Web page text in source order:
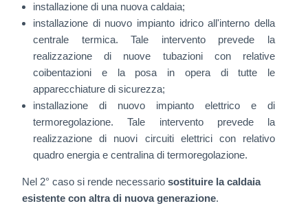
PARTNER
installazione di una nuova caldaia;
installazione di nuovo impianto idrico all'interno della
centrale termica. Tale intervento prevede la
realizzazione di nuove tubazioni con relative
coibentazioni e la posa in opera di tutte le
apparecchiature di sicurezza;
installazione di nuovo impianto elettrico e di
termoregolazione. Tale intervento prevede la
realizzazione di nuovi circuiti elettrici con relativo
quadro energia e centralina di termoregolazione.
Nel 2° caso si rende necessario sostituire la caldaia
esistente con altra di nuova generazione.